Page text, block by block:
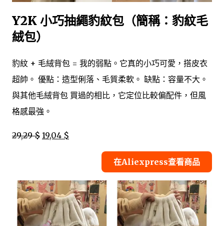
Y2K 小巧抽繩豹紋包（簡稱：豹紋毛
絨包）
豹紋 + 毛絨背包 = 我的弱點。它真的小巧可愛，搭皮衣
超帥。 優點：造型俐落、毛質柔軟。 缺點：容量不大。
與其他毛絨背包 買過的相比，它定位比較偏配件，但風
格感最強。
29,29 $ 19,04 $
在Aliexpress查看商品